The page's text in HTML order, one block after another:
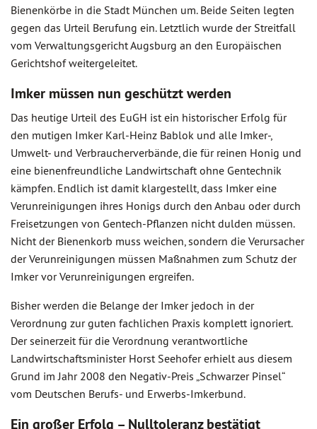
Bienenkörbe in die Stadt München um. Beide Seiten legten
gegen das Urteil Berufung ein. Letztlich wurde der Streitfall
vom Verwaltungsgericht Augsburg an den Europäischen
Gerichtshof weitergeleitet.
Imker müssen nun geschützt werden
Das heutige Urteil des EuGH ist ein historischer Erfolg für
den mutigen Imker Karl-Heinz Bablok und alle Imker-,
Umwelt- und Verbraucherverbände, die für reinen Honig und
eine bienenfreundliche Landwirtschaft ohne Gentechnik
kämpfen. Endlich ist damit klargestellt, dass Imker eine
Verunreinigungen ihres Honigs durch den Anbau oder durch
Freisetzungen von Gentech-Pflanzen nicht dulden müssen.
Nicht der Bienenkorb muss weichen, sondern die Verursacher
der Verunreinigungen müssen Maßnahmen zum Schutz der
Imker vor Verunreinigungen ergreifen.
Bisher werden die Belange der Imker jedoch in der
Verordnung zur guten fachlichen Praxis komplett ignoriert.
Der seinerzeit für die Verordnung verantwortliche
Landwirtschaftsminister Horst Seehofer erhielt aus diesem
Grund im Jahr 2008 den Negativ-Preis „Schwarzer Pinsel“
vom Deutschen Berufs- und Erwerbs-Imkerbund.
Ein großer Erfolg – Nulltoleranz bestätigt